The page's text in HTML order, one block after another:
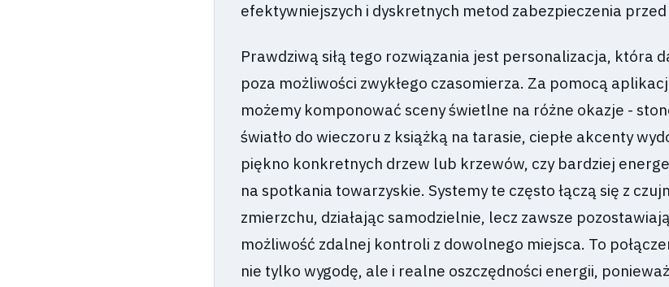
efektywniejszych i dyskretnych metod zabezpieczenia
Prawdziwą siłą tego rozwiązania jest personalizacja, która
poza możliwości zwykłego czasomierza. Za pomocą
możemy komponować sceny świetlne na różne okazje -
światło do wieczoru z książką na tarasie, ciepłe akcenty
piękno konkretnych drzew lub krzewów, czy bardziej
na spotkania towarzyskie. Systemy te często łączą się z
zmierzchu, działając samodzielnie, lecz zawsze
możliwość zdalnej kontroli z dowolnego miejsca. To
nie tylko wygodę, ale i realne oszczędności energii, ponieważ